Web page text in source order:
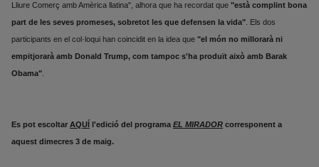
Lliure Comerç amb Amèrica llatina", alhora que ha recordat que "està complint bona
part de les seves promeses, sobretot les que defensen la vida" . Els dos
participants en el col·loqui han coincidit en la idea que "el món no millorarà ni
empitjorarà amb Donald Trump, com tampoc s'ha produït això amb Barak
Obama"
Es pot escoltar AQUÍ l'edició del programa EL MIRADOR corresponent a
aquest dimecres 3 de maig.